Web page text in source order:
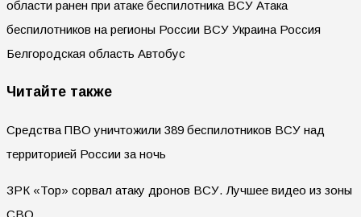
области ранен при атаке беспилотника ВСУ Атака
беспилотников на регионы России ВСУ Украина Россия
Белгородская область Автобус
Читайте также
Средства ПВО уничтожили 389 беспилотников ВСУ над
территорией России за ночь
ЗРК «Тор» сорвал атаку дронов ВСУ. Лучшее видео из зоны
СВО